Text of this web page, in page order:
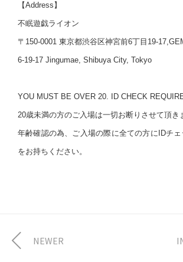
【Address】
不眠遊戯ライオン
〒150-0001 東京都渋谷区神宮前6丁目19-
6-19-17 Jingumae, Shibuya City, Tokyo
YOU MUST BE OVER 20. ID CHECK
20歳未満の方のご入場は一切お断りさせて頂き
年齢確認の為、ご入場の際に全ての方にIDチ
をお持ちください。
NEWER